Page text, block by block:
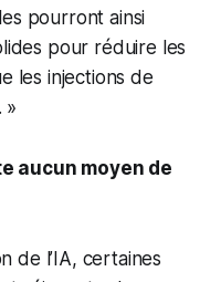
pourront ainsi
pour réduire les
les injections de
»
aucun moyen de
de l’IA, certaines